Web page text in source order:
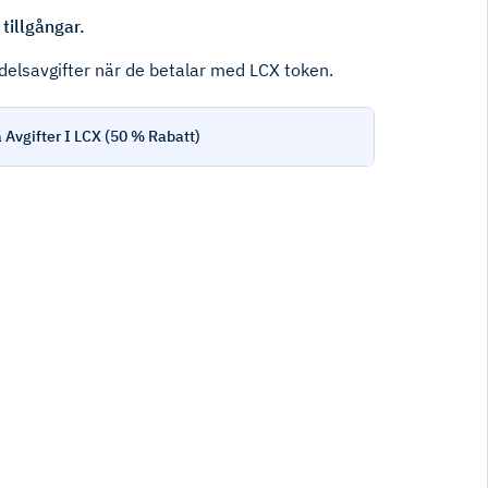
tillgångar.
när de betalar med LCX token.
Avgifter I LCX (50 % Rabatt)